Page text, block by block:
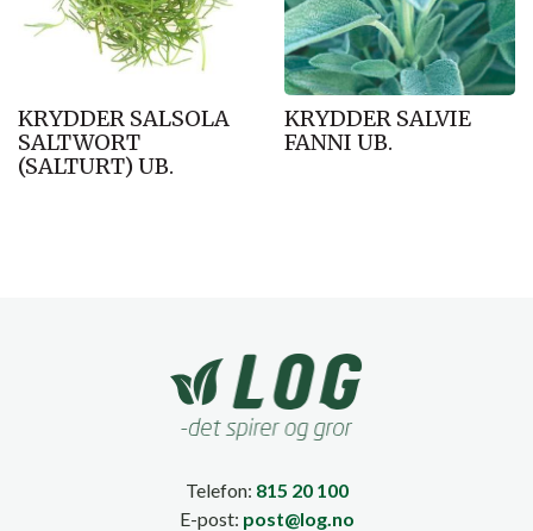
KRYDDER SALSOLA
SALTWORT
(SALTURT) UB.
KRYDDER SALVIE
FANNI UB.
Telefon: 815 20 100
E-post: post@log.no